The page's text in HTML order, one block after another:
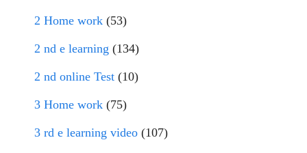
2 Home work (53)
2 nd e learning (134)
2 nd online Test (10)
3 Home work (75)
3 rd e learning video (107)